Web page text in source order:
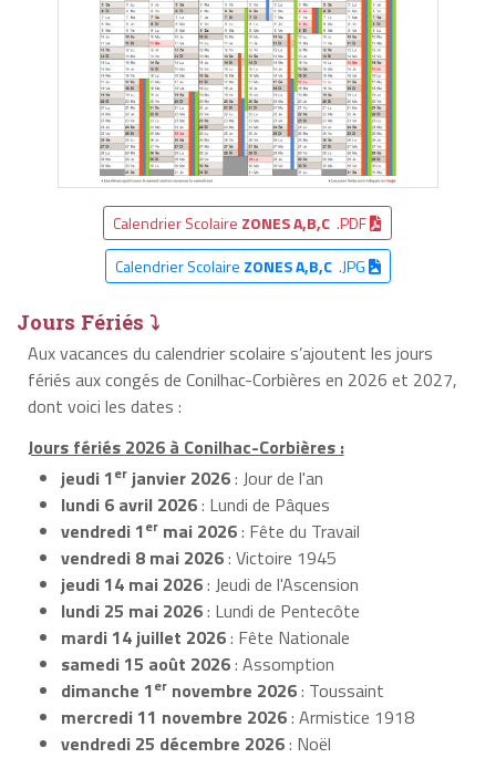
Calendrier Scolaire ZONES A,B,C .PDF
Calendrier Scolaire ZONES A,B,C.JPG
Jours Fériés ⤵
Aux vacances du calendrier scolaire s’ajoutent les jours
fériés aux congés de Conilhac-Corbières en 2026 et 2027,
dont voici les dates :
Jours fériés 2026 à Conilhac-Corbières :
jeudi 1er janvier 2026: Jour de l'an
lundi 6 avril 2026: Lundi de Pâques
vendredi 1er mai 2026: Fête du Travail
vendredi 8 mai 2026: Victoire 1945
jeudi 14 mai 2026: Jeudi de l'Ascension
lundi 25 mai 2026: Lundi de Pentecôte
mardi 14 juillet 2026: Fête Nationale
samedi 15 août 2026: Assomption
dimanche 1er novembre 2026: Toussaint
mercredi 11 novembre 2026: Armistice 1918
vendredi 25 décembre 2026: Noël